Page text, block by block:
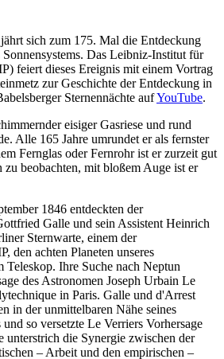
sich zum 175. Mal die Entdeckung
Sonnensystems. Das Leibniz-Institut für
feiert dieses Ereignis mit einem Vortrag
zur Geschichte der Entdeckung in
Sternennächte aufYouTube.
eisiger Gasriese und rund
Alle 165 Jahre umrundet er als fernster
Fernglas oder Fernrohr ist er zurzeit gut
zu beobachten, mit bloßem Auge ist er
1846 entdeckten der
Galle und sein Assistent Heinrich
Sternwarte, einem der
den achten Planeten unseres
Teleskop. Ihre Suche nach Neptun
des Astronomen Joseph Urbain Le
in Paris. Galle und d'Arrest
in der unmittelbaren Nähe seines
so versetzte Le Verriers Vorhersage
unterstrich die Synergie zwischen der
– Arbeit und den empirischen –